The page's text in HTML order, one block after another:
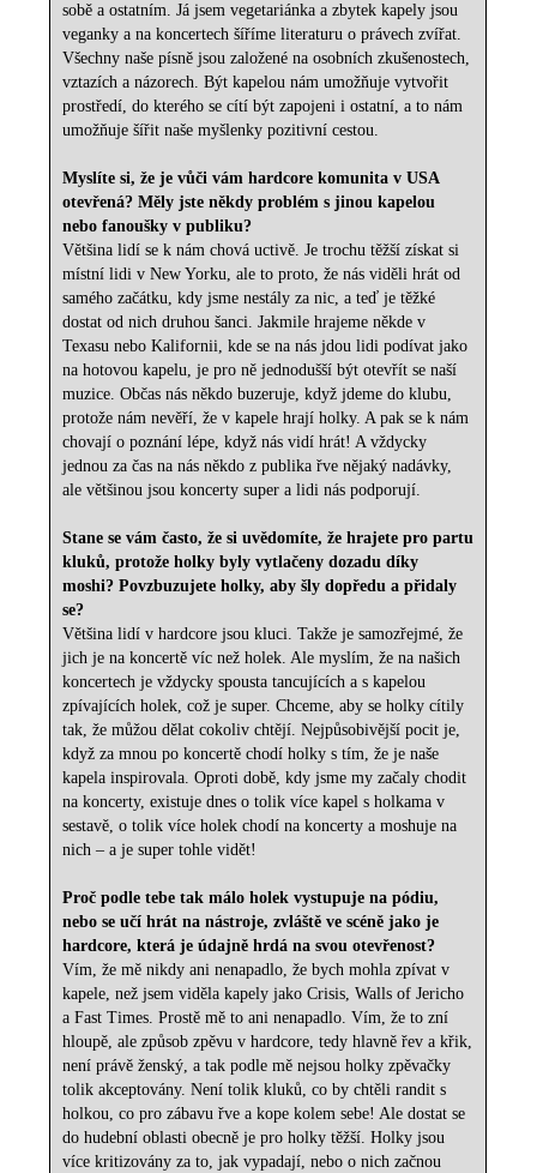
sobě a ostatním. Já jsem vegetariánka a zbytek kapely jsou
veganky a na koncertech šíříme literaturu o právech zvířat.
Všechny naše písně jsou založené na osobních zkušenostech,
vztazích a názorech. Být kapelou nám umožňuje vytvořit
prostředí, do kterého se cítí být zapojeni i ostatní, a to nám
umožňuje šířit naše myšlenky pozitivní cestou.
Myslíte si, že je vůči vám hardcore komunita v USA
otevřená? Měly jste někdy problém s jinou kapelou
nebo fanoušky v publiku?
Většina lidí se k nám chová uctivě. Je trochu těžší získat si
místní lidi v New Yorku, ale to proto, že nás viděli hrát od
samého začátku, kdy jsme nestály za nic, a teď je těžké
dostat od nich druhou šanci. Jakmile hrajeme někde v
Texasu nebo Kalifornii, kde se na nás jdou lidi podívat jako
na hotovou kapelu, je pro ně jednodušší být otevřít se naší
muzice. Občas nás někdo buzeruje, když jdeme do klubu,
protože nám nevěří, že v kapele hrají holky. A pak se k nám
chovají o poznání lépe, když nás vidí hrát! A vždycky
jednou za čas na nás někdo z publika řve nějaký nadávky,
ale většinou jsou koncerty super a lidi nás podporují.
Stane se vám často, že si uvědomíte, že hrajete pro partu
kluků, protože holky byly vytlačeny dozadu díky
moshi? Povzbuzujete holky, aby šly dopředu a přidaly
se?
Většina lidí v hardcore jsou kluci. Takže je samozřejmé, že
jich je na koncertě víc než holek. Ale myslím, že na našich
koncertech je vždycky spousta tancujících a s kapelou
zpívajících holek, což je super. Chceme, aby se holky cítily
tak, že můžou dělat cokoliv chtějí. Nejpůsobivější pocit je,
když za mnou po koncertě chodí holky s tím, že je naše
kapela inspirovala. Oproti době, kdy jsme my začaly chodit
na koncerty, existuje dnes o tolik více kapel s holkama v
sestavě, o tolik více holek chodí na koncerty a moshuje na
nich – a je super tohle vidět!
Proč podle tebe tak málo holek vystupuje na pódiu,
nebo se učí hrát na nástroje, zvláště ve scéně jako je
hardcore, která je údajně hrdá na svou otevřenost?
Vím, že mě nikdy ani nenapadlo, že bych mohla zpívat v
kapele, než jsem viděla kapely jako Crisis, Walls of Jericho
a Fast Times. Prostě mě to ani nenapadlo. Vím, že to zní
hloupě, ale způsob zpěvu v hardcore, tedy hlavně řev a křik,
není právě ženský, a tak podle mě nejsou holky zpěvačky
tolik akceptovány. Není tolik kluků, co by chtěli randit s
holkou, co pro zábavu řve a kope kolem sebe! Ale dostat se
do hudební oblasti obecně je pro holky těžší. Holky jsou
více kritizovány za to, jak vypadají, nebo o nich začnou